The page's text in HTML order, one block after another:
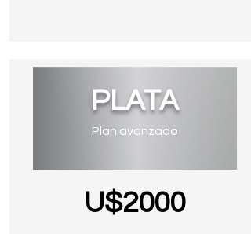
PLATA
Plan avanzado
U$2000